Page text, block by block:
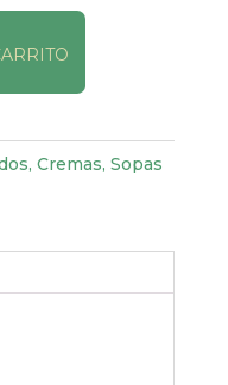
Cremas, Sopas